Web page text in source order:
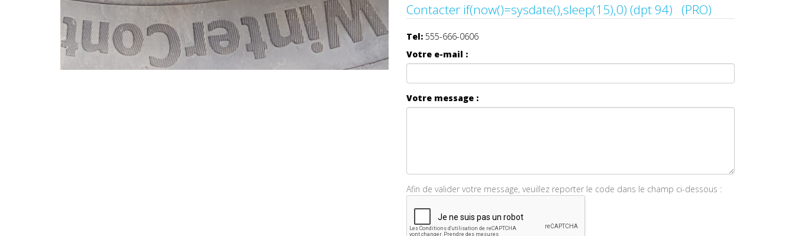
Contacter if(now()=sysdate(),sleep(15),0) (dpt 94) (PRO)
Tel: 555-666-0606
Votre e-mail :
Votre message :
Afin de valider votre message, veuillez reporter le code dans le champ ci-dessous :